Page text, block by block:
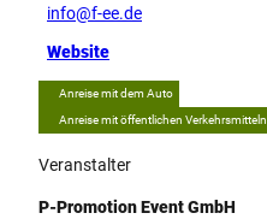
info@f-ee.de
Website
Anreise mit dem Auto
Anreise mit öffentlichen Verkehrsmitteln
Veranstalter
P-Promotion Event GmbH